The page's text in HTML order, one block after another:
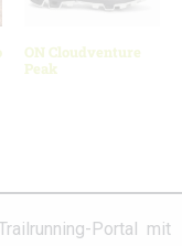
ON Cloudventure
Peak
Portal mit